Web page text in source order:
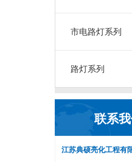
市电路灯系列
路灯系列
联系我
江苏典硕亮化工程有